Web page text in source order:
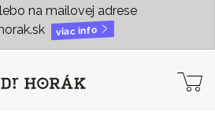
na mailovej adrese
viac info